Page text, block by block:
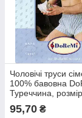
Чоловічі труси
100% бавовна
Туреччина,
(52-54-56), асорті,
95,70 ₴